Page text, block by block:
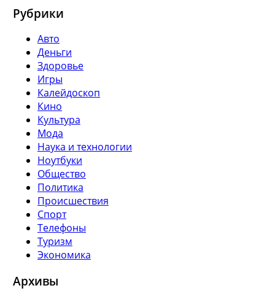
Рубрики
Авто
Деньги
Здоровье
Игры
Калейдоскоп
Кино
Культура
Мода
Наука и технологии
Ноутбуки
Общество
Политика
Происшествия
Спорт
Телефоны
Туризм
Экономика
Архивы